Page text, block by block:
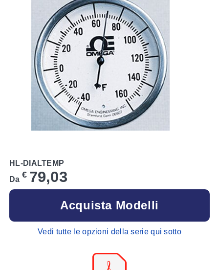
HL-DIALTEMP
Da € 79,03
Acquista Modelli
Vedi tutte le opzioni della serie qui sotto